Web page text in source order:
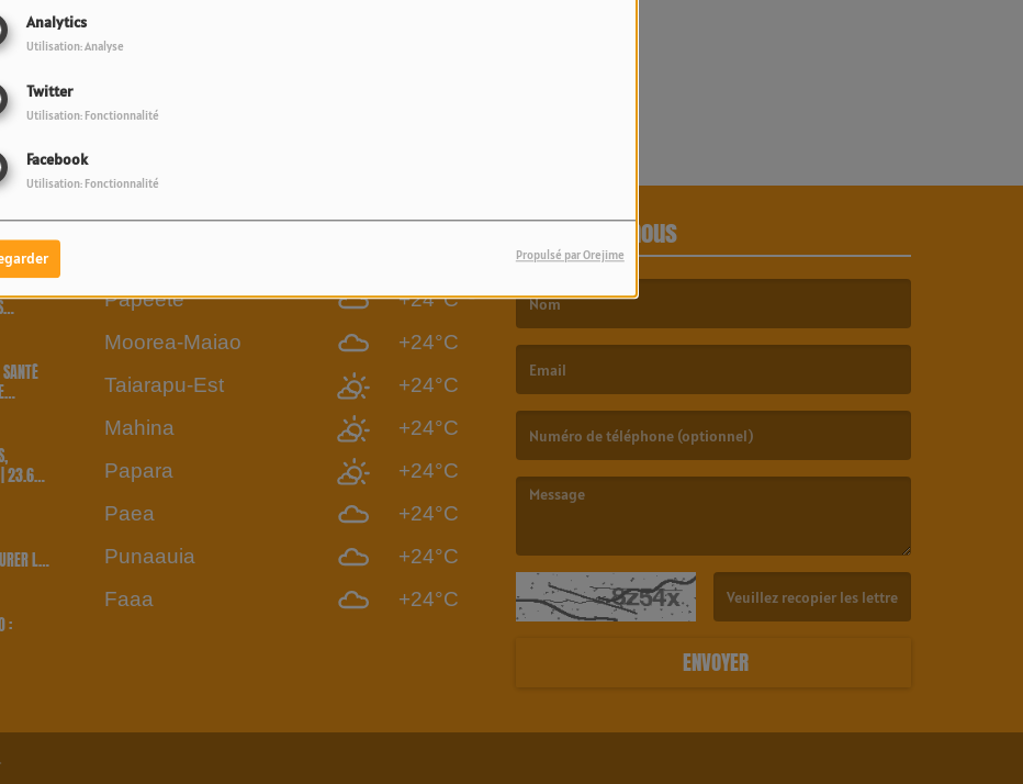
Analytics
Utilisation: Analyse
Twitter
Utilisation: Fonctionnalité
Facebook
Utilisation: Fonctionnalité
Propulsé par Orejime
vous avez rencontré une erreur.
Il semble que la page que vous recherchez n’existe plus.
:
| 23.6
LUI-
:
Météo Tahiti-Moorea
Papeete
+24°C
Moorea-Maiao
+24°C
Taiarapu-Est
+24°C
Mahina
+24°C
Papara
+24°C
Paea
+24°C
Punaauia
+24°C
Faaa
+24°C
Contactez-nous
ENVOYER